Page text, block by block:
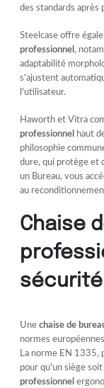
des standards après
Steelcase offre
professionnel ,
adaptabilité
s'ajustent
l'utilisateur.
Haworth et Vitra
professionnel
haut
philosophie
dure, qui protège et
un Bureau, vous
au
Chaise
sécurité
Unechaise de
normes
La norme EN 1335,
pour qu'un siège
professionnel